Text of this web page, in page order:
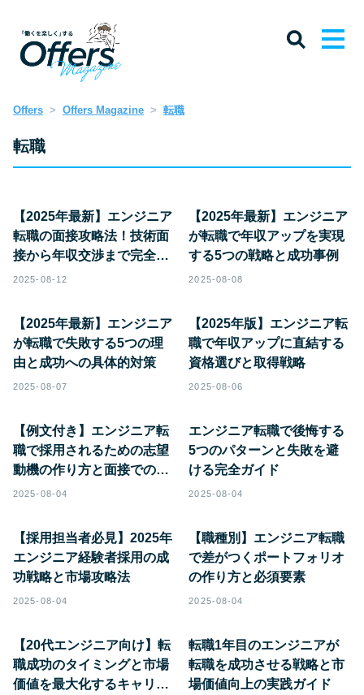
Offers Offers Magazine 転職
転職
【2025年最新】エンジニア
転職の面接攻略法！技術面
接から年収交渉まで完全ガ
イド
2025-08-12
【2025年最新】エンジニア
が転職で年収アップを実現
する5つの戦略と成功事例
2025-08-08
【2025年最新】エンジニア
が転職で失敗する5つの理
由と成功への具体的対策
2025-08-07
【2025年版】エンジニア転
職で年収アップに直結する
資格選びと取得戦略
2025-08-06
【例文付き】エンジニア転
職で採用されるための志望
動機の作り方と面接での伝
え方
2025-08-04
エンジニア転職で後悔する
5つのパターンと失敗を避
ける完全ガイド
2025-08-04
【採用担当者必見】2025年
エンジニア経験者採用の成
功戦略と市場攻略法
2025-08-04
【職種別】エンジニア転職
で差がつくポートフォリオ
の作り方と必須要素
2025-08-04
【20代エンジニア向け】転
職成功のタイミングと市場
価値を最大化するキャリア
転職1年目のエンジニアが
転職を成功させる戦略と市
場価値向上の実践ガイド